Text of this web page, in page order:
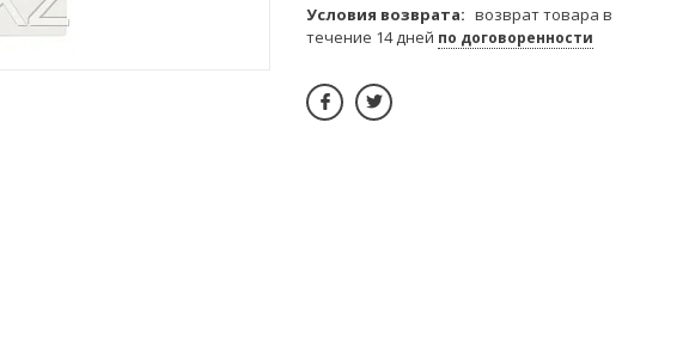
возврат товара в
течение 14 дней по договоренности